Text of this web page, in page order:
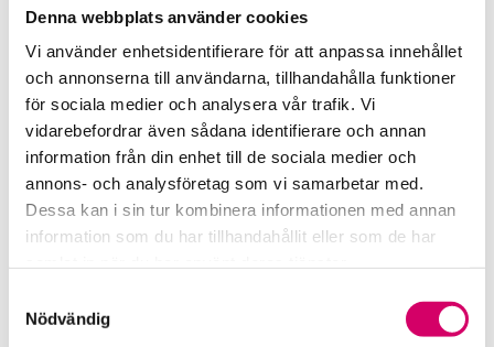
Denna webbplats använder cookies
Vi använder enhetsidentifierare för att anpassa innehållet
och annonserna till användarna, tillhandahålla funktioner
för sociala medier och analysera vår trafik. Vi
vidarebefordrar även sådana identifierare och annan
information från din enhet till de sociala medier och
annons- och analysföretag som vi samarbetar med.
Dessa kan i sin tur kombinera informationen med annan
information som du har tillhandahållit eller som de har
Nödvändig
Branschnyheter
från Srf konsulterna. Välj vilket/vilka områden som intresserar
dig.
Ekonomi/Redovisning
Lön
Behandling av personuppgifter *